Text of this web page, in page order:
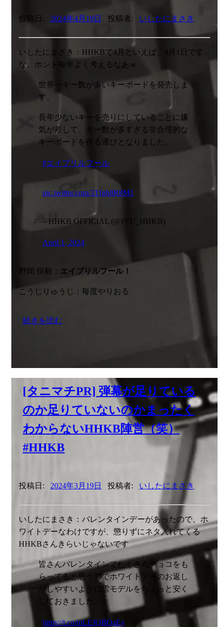
投稿日: 2024年4月19日 投稿者: いしたにまさき
いしたにまさき：HHKBで4月といえば、4月1日です
な。ホント毎年よく考えるなあｗ
世界一キー数が多いキーボードを発売しま
す。
長年少ないキーを売りにしていることに嫌
気が差して、キー数が多すぎる非合理的な
キーボードを作る運びとなりました。
#エイプリルフール
pic.twitter.com/3Tfgh8R8M1
— HHKB OFFICIAL (@PFU_HHKB)
April 1, 2024
野間 恒毅： エイプリルフール！
こうじりゅうじ：毎度やりおる
続きを読む
[タニマチPR] 弾幕が足りている
のか足りていないのかまったく
わからないHHKB陣営（笑）
#HHKB
投稿日: 2024年3月19日 投稿者: いしたにまさき
いしたにまさき：バレンタインデーがあったので、ホ
ワイトデーなわけですが、懲りずにネタ入れてくる
HHKBさんきらいじゃないです
皆さんバレンタインでたくさんチョコをも
らってると思うのでホワイトデーのお返し
がしやすいように雪モデルをちょっと安く
しておきました。
https://t.co/mLEJQBQaEy